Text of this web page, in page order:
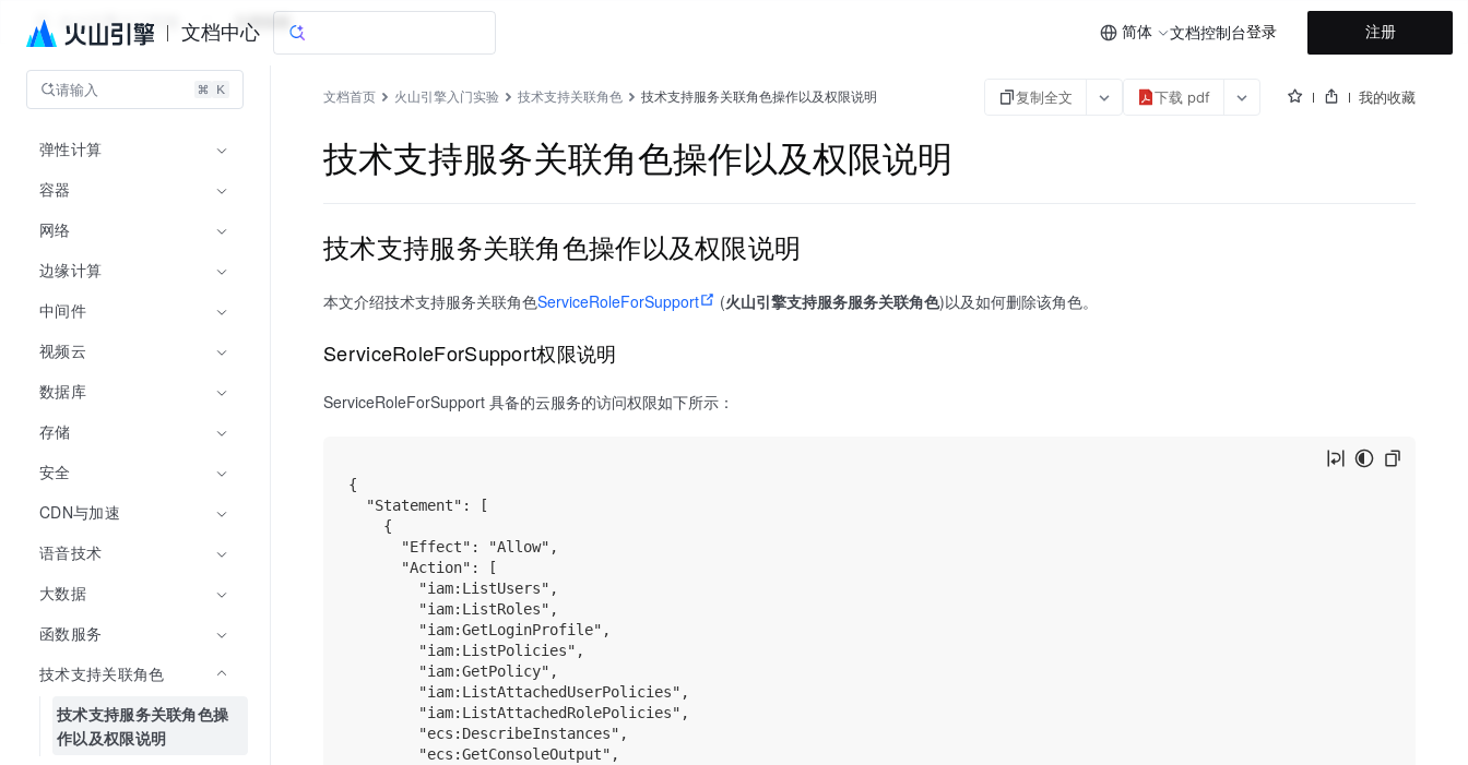
文档中心 简体 文档控制台登录 注册
火山引擎入门实验 文档指南
请输入
弹性计算
容器
网络
边缘计算
中间件
视频云
数据库
存储
安全
CDN与加速
语音技术
大数据
函数服务
技术支持关联角色
技术支持服务关联角色操
作以及权限说明
文档首页 火山引擎入门实验 技术支持关联角色 技术支持服务关联角色操作以及权限说明 复制全文 下载 pdf 我的收藏
技术支持服务关联角色操作以及权限说明
技术支持服务关联角色操作以及权限说明
本文介绍技术支持服务关联角色ServiceRoleForSupport (火山引擎支持服务服务关联角色)以及如何删除该角色。
ServiceRoleForSupport权限说明
ServiceRoleForSupport 具备的云服务的访问权限如下所示：
{
  "Statement": [
    {
      "Effect": "Allow",
      "Action": [
        "iam:ListUsers",
        "iam:ListRoles",
        "iam:GetLoginProfile",
        "iam:ListPolicies",
        "iam:GetPolicy",
        "iam:ListAttachedUserPolicies",
        "iam:ListAttachedRolePolicies",
        "ecs:DescribeInstances",
        "ecs:GetConsoleOutput",